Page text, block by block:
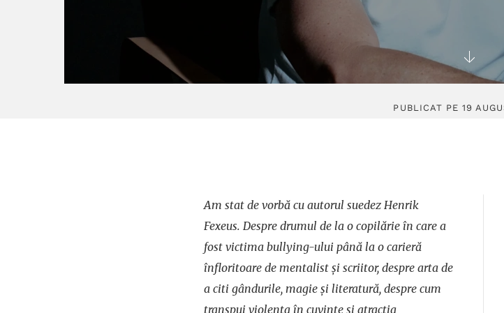
PUBLICAT PE 19
Am stat de vorbă cu autorul suedez Henrik
Fexeus. Despre drumul de la o copilărie în care a
fost victima bullying-ului până la o carieră
înfloritoare de mentalist și scriitor, despre arta de
a citi gândurile, magie și literatură, despre cum
transpui violența în cuvinte și atracția